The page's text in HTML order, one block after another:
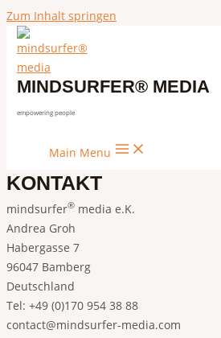
Zum Inhalt springen
MINDSURFER® MEDIA
empowering people
Main Menu
KONTAKT
mindsurfer® media e.K.
Andrea Groh
Habergasse 7
96047 Bamberg
Deutschland
Tel: +49 (0)170 954 38 88
contact@mindsurfer-media.com